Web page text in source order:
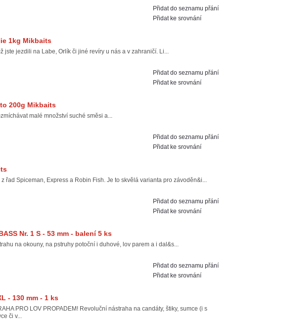
Přidat do seznamu přání
Přidat ke srovnání
1kg Mikbaits
jste jezdili na Labe, Orlík či jiné revíry u nás a v zahraničí. Li...
Přidat do seznamu přání
Přidat ke srovnání
200g Mikbaits
malé množství suché směsi a...
Přidat do seznamu přání
Přidat ke srovnání
Spiceman, Express a Robin Fish. Je to skvělá varianta pro závoděn&i...
Přidat do seznamu přání
Přidat ke srovnání
Nr. 1 S - 53 mm - balení 5 ks
na okouny, na pstruhy potoční i duhové, lov parem a i dal&s...
Přidat do seznamu přání
Přidat ke srovnání
- 130 mm - 1 ks
PRO LOV PROPADEM! Revoluční nástraha na candáty, štiky, sumce (i s
či v...